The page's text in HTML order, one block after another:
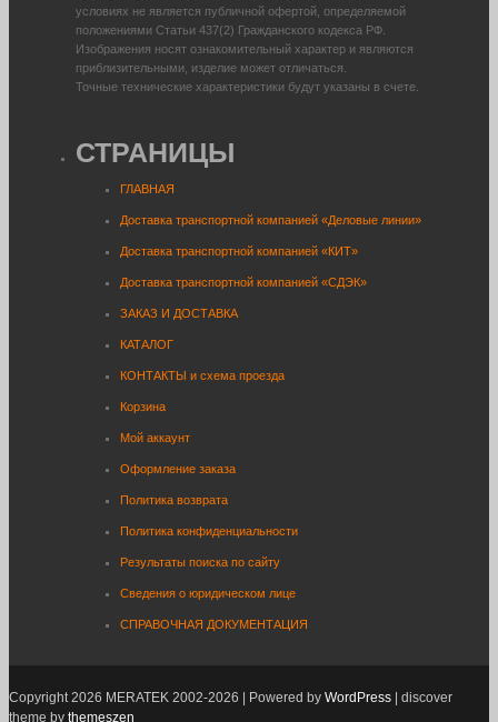
условиях не является публичной офертой, определяемой
положениями Статьи 437(2) Гражданского кодекса РФ.
Изображения носят ознакомительный характер и являются
приблизительными, изделие может отличаться.
Точные технические характеристики будут указаны в счете.
СТРАНИЦЫ
ГЛАВНАЯ
Доставка транспортной компанией «Деловые линии»
Доставка транспортной компанией «КИТ»
Доставка транспортной компанией «СДЭК»
ЗАКАЗ И ДОСТАВКА
КАТАЛОГ
КОНТАКТЫ и схема проезда
Корзина
Мой аккаунт
Оформление заказа
Политика возврата
Политика конфиденциальности
Результаты поиска по сайту
Сведения о юридическом лице
СПРАВОЧНАЯ ДОКУМЕНТАЦИЯ
Copyright 2026 MERATEK 2002-2026 | Powered by WordPress | discover
theme by themeszen